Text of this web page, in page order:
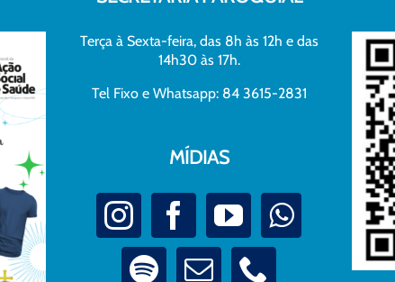
Terça à Sexta-feira, das 8h às 12h e das
14h30 às 17h.
Tel Fixo e Whatsapp: 84 3615-2831
MÍDIAS